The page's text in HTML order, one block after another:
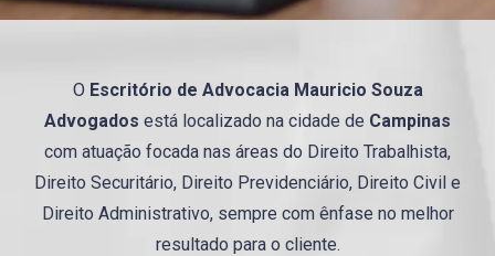
O Escritório de Advocacia Mauricio Souza
Advogados está localizado na cidade de Campinas
com atuação focada nas áreas do Direito Trabalhista,
Direito Securitário, Direito Previdenciário, Direito Civil e
Direito Administrativo, sempre com ênfase no melhor
resultado para o cliente.